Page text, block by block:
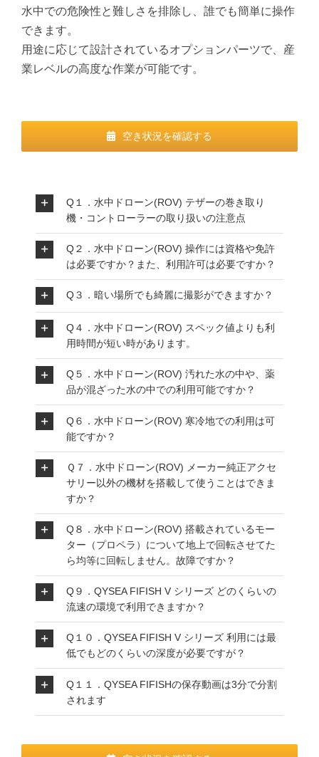
水中での危険性と難しさを排除し、誰でも簡単に操作
できます。
用途に応じて設計されているオプションパーツで、産
業レベルの高度な作業が可能です。
空き状況を確認する
Q１．水中ドローン(ROV) テザーの巻き取り
機・コントローラーの取り扱いの注意点
Q２．水中ドローン(ROV) 操作には資格や免許
は必要ですか？また、利用許可は必要ですか？
Q３．暗い場所でも綺麗に撮影ができますか？
Q４．水中ドローン(ROV) スペック値よりも利
用時間が短い時があります。
Q５．水中ドローン(ROV) 汚れた水の中や、薬
品が混ざった水の中での利用可能ですか？
Q６．水中ドローン(ROV) 寒冷地での利用は可
能ですか？
Ｑ７．水中ドローン(ROV) メーカー純正アクセ
サリー以外の機材を搭載して使うことはできま
すか？
Q８．水中ドローン(ROV) 搭載されているモー
ター（プロペラ）について地上で回転させてた
ら均等に回転しません。故障ですか？
Q９．QYSEA FIFISH V シリーズ どのくらいの
流速の環境で利用できますか？
Q１０．QYSEA FIFISH V シリーズ 利用には最
低でもどのくらいの深度が必要ですが？
Q１１．QYSEA FIFISHの保存動画は3分で分割
されます